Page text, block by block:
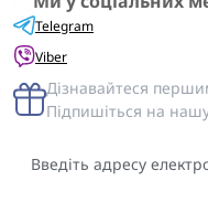
Telegram
Viber
Дізнавайтеся
Підпишіться на